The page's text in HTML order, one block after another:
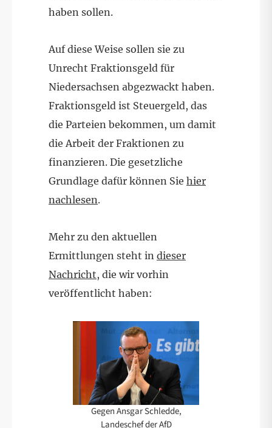
haben sollen.
Auf diese Weise sollen sie zu
Unrecht Fraktionsgeld für
Niedersachsen abgezwackt haben.
Fraktionsgeld ist Steuergeld, das
die Parteien bekommen, um damit
die Arbeit der Fraktionen zu
finanzieren. Die gesetzliche
Grundlage dafür können Sie hier
nachlesen.
Mehr zu den aktuellen
Ermittlungen steht in dieser
Nachricht, die wir vorhin
veröffentlicht haben:
Gegen Ansgar Schledde,
Landeschef der AfD